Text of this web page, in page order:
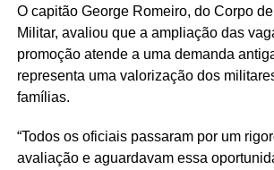
O capitão George Romeiro, do Corpo
Militar, avaliou que a ampliação das
promoção atende a uma demanda
representa uma valorização dos
famílias.
“Todos os oficiais passaram por um
avaliação e aguardavam essa